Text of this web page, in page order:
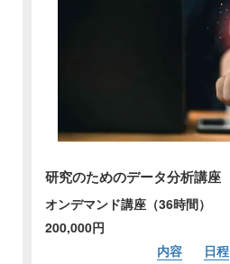
研究のためのデータ分析講座
オンデマンド講座（36時間）
200,000円
内容
日程